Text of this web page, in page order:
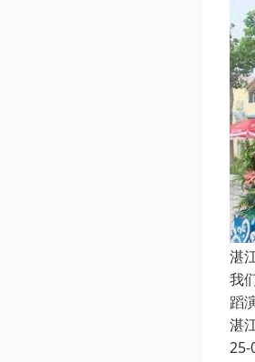
湛
我
蹈
湛
25-